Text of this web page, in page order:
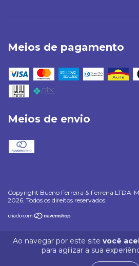
Ao navegar por este site você
para agilizar a sua
Meios de pagamento
Meios de envio
Copyright Bueno Ferreira & Ferreira LTDA-
2026. Todos os direitos reservados.